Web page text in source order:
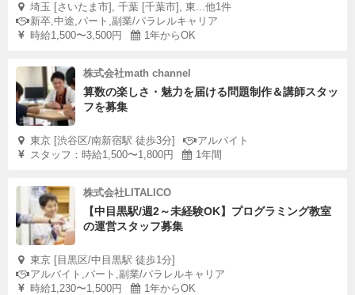
埼玉 [さいたま市], 千葉 [千葉市], 東...他1件
新卒,中途,パート,副業/パラレルキャリア
時給1,500〜3,500円
1年からOK
株式会社math channel
算数の楽しさ・魅力を届ける問題制作＆講師スタッ
フを募集
東京 [渋谷区/南新宿駅 徒歩3分]
アルバイト
スタッフ：時給1,500〜1,800円
1年間
株式会社LITALICO
【中目黒駅/週2～未経験OK】プログラミング教室
の運営スタッフ募集
東京 [目黒区/中目黒駅 徒歩1分]
アルバイト,パート,副業/パラレルキャリア
時給1,230〜1,500円
1年からOK